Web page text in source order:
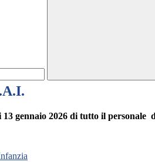
13 gennaio 2026 di tutto il personale d